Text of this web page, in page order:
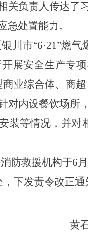
关负责人传达了
急处置能力。
川市“6·21”燃
展安全生产专
商业综合体、商
对内设餐饮场所
装等情况，并
防救援机构于6
下发责令改正
黄